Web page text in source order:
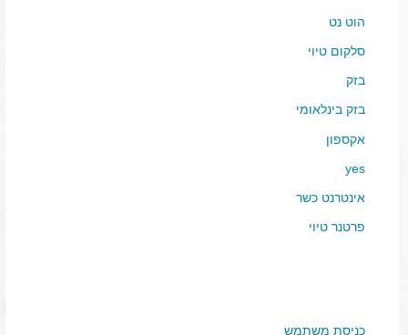
הוט נט
סלקום טיוי
בזק
בזק בינלאומי
אקספון
yes
אינטרנט כשר
פרטנר טיוי
כניסת משתמש